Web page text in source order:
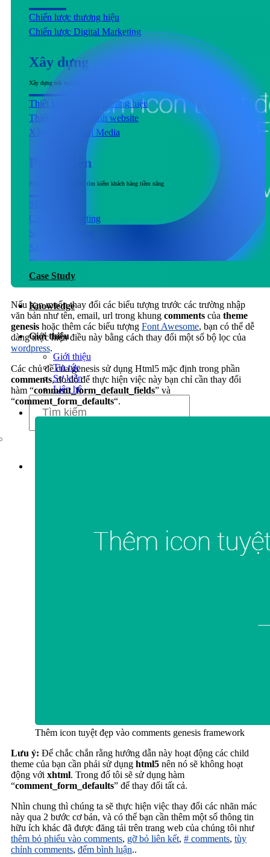
Chiến lược thương hiệu
Chiến lược Digital Marketing
Xây dựng
Xây dựng trải nghiệm người dùng đầu cuối tương tác với sản phẩm & dịch vụ
Thiết kế nhận diện thương hiệu
Thiết kế & Lập trình website
Xây dựng Social Media
Phát triển
Phát triển thương hiệu, tìm kiếm khách hàng tiềm năng
SEO
Content Marketing
Social Marketing
Sản xuất hình ảnh & Video
Quảng cáo trả phí
Dịch vụ chăm sóc website
Case Study
Knowledge
Giới thiệu
Giới thiệu
Tin tức
Sự kiện
Liên hệ
Nếu bạn muốn thay đổi các biểu tượng trước các trường nhập
văn bản như tên, email, url trong khung comments của theme
genesis hoặc thêm các biểu tượng Font Awesome, bạn có thể dễ
dàng thực hiện điều này bằng cách thay đổi một số bộ lọc của
wordpress.
Các chủ đề của genesis sử dụng Html5 mặc định trong phần
comments, do đó để thực hiện việc này bạn chỉ cần thay đổi
hàm “comment_form_default_fields” và
“comment_form_defaults“.
Thêm icon tuyệt đẹp vào comments genesis framework
Lưu ý: Để chắc chắn rằng hướng dẫn này hoạt động các child
theme của bạn cần phải sử dụng html5 nên nó sẽ không hoạt
động với xhtml. Trong đố tôi sẽ sử dụng hàm
“comment_form_defaults” để thay đổi tất cả.
Nhìn chung thì chúng ta sẽ thực hiện việc thay đổi các nhãn mác
này qua 2 bước cơ bản, và có thể bạn cần thêm một số thông tin
hữu ích khác đã được đăng tải trên trang web của chúng tôi như
thêm bỏ phiếu vào comments, gỡ bỏ liên kết, # comments, tùy
chỉnh comments, đếm bình luận..